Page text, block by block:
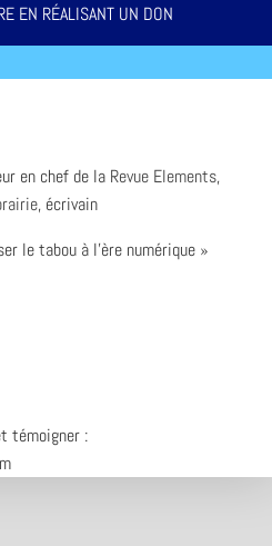
EN RÉALISANT UN DON
en chef de la Revue Elements,
, écrivain
le tabou à l’ère numérique »
témoigner :